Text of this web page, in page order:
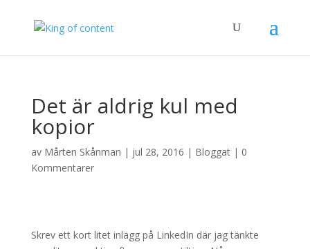
Det är aldrig kul med
kopior
av Mårten Skånman | jul 28, 2016 | Bloggat| 0
Kommentarer
Skrev ett kort litet inlägg på LinkedIn där jag tänkte